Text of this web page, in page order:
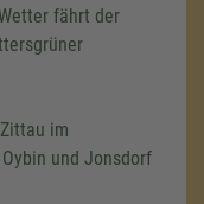
fährt der
im
und Jonsdorf